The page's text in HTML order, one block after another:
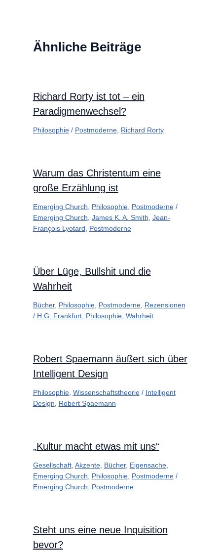
Ähnliche Beiträge
Richard Rorty ist tot – ein
Paradigmenwechsel?
Philosophie/ Postmoderne, Richard Rorty
Warum das Christentum eine
große Erzählung ist
Emerging Church, Philosophie, Postmoderne/
Emerging Church, James K. A. Smith, Jean-
François Lyotard, Postmoderne
Über Lüge, Bullshit und die
Wahrheit
Bücher, Philosophie, Postmoderne, Rezensionen
/ H.G. Frankfurt, Philosophie, Wahrheit
Robert Spaemann äußert sich über
Intelligent Design
Philosophie, Wissenschaftstheorie/ Intelligent
Design, Robert Spaemann
„Kultur macht etwas mit uns“
Gesellschaft, Akzente, Bücher, Eigensache,
Emerging Church, Philosophie, Postmoderne/
Emerging Church, Postmoderne
Steht uns eine neue Inquisition
bevor?